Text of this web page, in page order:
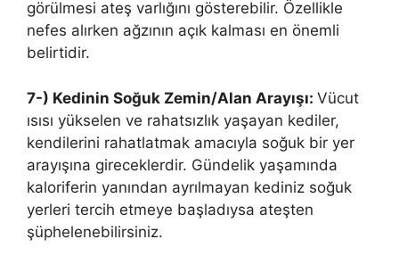
görülmesi ateş varlığını gösterebilir. Özellikle
nefes alırken ağzının açık kalması en önemli
belirtidir.
7-) Kedinin Soğuk Zemin/Alan Arayışı: Vücut
ısısı yükselen ve rahatsızlık yaşayan kediler,
kendilerini rahatlatmak amacıyla soğuk bir yer
arayışına gireceklerdir. Gündelik yaşamında
kaloriferin yanından ayrılmayan kediniz soğuk
yerleri tercih etmeye başladıysa ateşten
şüphelenebilirsiniz.